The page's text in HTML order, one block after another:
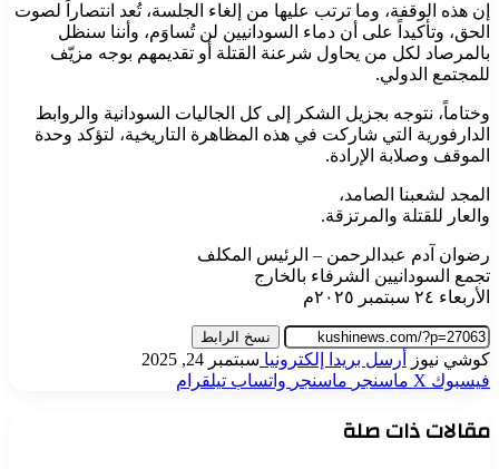
إن هذه الوقفة، وما ترتب عليها من إلغاء الجلسة، تُعد انتصاراً لصوت
الحق، وتأكيداً على أن دماء السودانيين لن تُساوَم، وأننا سنظل
بالمرصاد لكل من يحاول شرعنة القتلة أو تقديمهم بوجه مزيّف
للمجتمع الدولي.
وختاماً، نتوجه بجزيل الشكر إلى كل الجاليات السودانية والروابط
الدارفورية التي شاركت في هذه المظاهرة التاريخية، لتؤكد وحدة
الموقف وصلابة الإرادة.
المجد لشعبنا الصامد،
والعار للقتلة والمرتزقة.
رضوان آدم عبدالرحمن – الرئيس المكلف
تجمع السودانيين الشرفاء بالخارج
الأربعاء ٢٤ سبتمبر ٢٠٢٥م
نسخ الرابط
كوشي نيوز أرسل بريدا إلكترونيا سبتمبر 24, 2025
فيسبوك ‫X ماسنجر ماسنجر واتساب تيلقرام
مقالات ذات صلة